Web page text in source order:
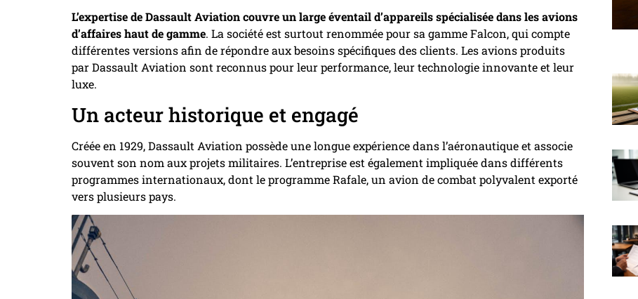
L’expertise de Dassault Aviation couvre un large éventail d’appareils spécialisée dans les avions
d’affaires haut de gamme. La société est surtout renommée pour sa gamme Falcon, qui compte
différentes versions afin de répondre aux besoins spécifiques des clients. Les avions produits
par Dassault Aviation sont reconnus pour leur performance, leur technologie innovante et leur
luxe.
Un acteur historique et engagé
Créée en 1929, Dassault Aviation possède une longue expérience dans l’aéronautique et associe
souvent son nom aux projets militaires. L’entreprise est également impliquée dans différents
programmes internationaux, dont le programme Rafale, un avion de combat polyvalent exporté
vers plusieurs pays.